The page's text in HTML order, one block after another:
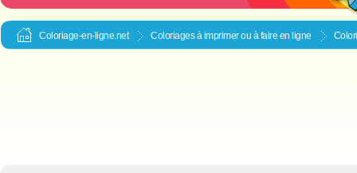
Coloriage-en-ligne.net Coloriages à imprimer ou à faire en ligne